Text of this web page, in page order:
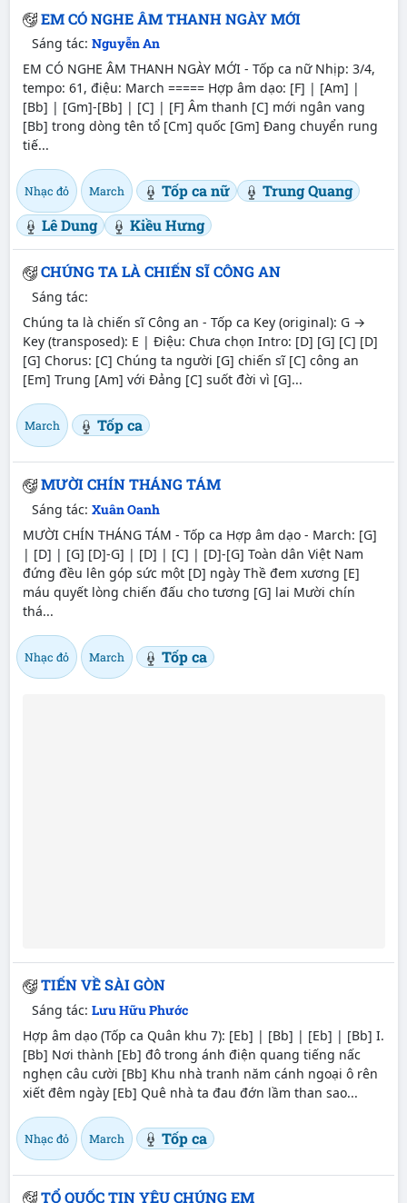
EM CÓ NGHE ÂM THANH NGÀY MỚI
Sáng tác: Nguyễn An
EM CÓ NGHE ÂM THANH NGÀY MỚI - Tốp ca nữ Nhịp: 3/4,
tempo: 61, điệu: March ===== Hợp âm dạo: [F] | [Am] |
[Bb] | [Gm]-[Bb] | [C] | [F] Âm thanh [C] mới ngân vang
[Bb] trong dòng tên tổ [Cm] quốc [Gm] Đang chuyển rung
tiế...
Nhạc đỏ March Tốp ca nữ
Trung Quang
Lê Dung
Kiều Hưng
CHÚNG TA LÀ CHIẾN SĨ CÔNG AN
Sáng tác:
Chúng ta là chiến sĩ Công an - Tốp ca Key (original): G →
Key (transposed): E | Điệu: Chưa chọn Intro: [D] [G] [C] [D]
[G] Chorus: [C] Chúng ta người [G] chiến sĩ [C] công an
[Em] Trung [Am] với Đảng [C] suốt đời vì [G]...
March Tốp ca
MƯỜI CHÍN THÁNG TÁM
Sáng tác: Xuân Oanh
MƯỜI CHÍN THÁNG TÁM - Tốp ca Hợp âm dạo - March: [G]
| [D] | [G] [D]-G] | [D] | [C] | [D]-[G] Toàn dân Việt Nam
đứng đều lên góp sức một [D] ngày Thề đem xương [E]
máu quyết lòng chiến đấu cho tương [G] lai Mười chín
thá...
Nhạc đỏ March Tốp ca
TIẾN VỀ SÀI GÒN
Sáng tác: Lưu Hữu Phước
Hợp âm dạo (Tốp ca Quân khu 7): [Eb] | [Bb] | [Eb] | [Bb] I.
[Bb] Nơi thành [Eb] đô trong ánh điện quang tiếng nấc
nghẹn câu cười [Bb] Khu nhà tranh năm cánh ngoại ô rên
xiết đêm ngày [Eb] Quê nhà ta đau đớn lầm than sao...
Nhạc đỏ March Tốp ca
TỔ QUỐC TIN YÊU CHÚNG EM